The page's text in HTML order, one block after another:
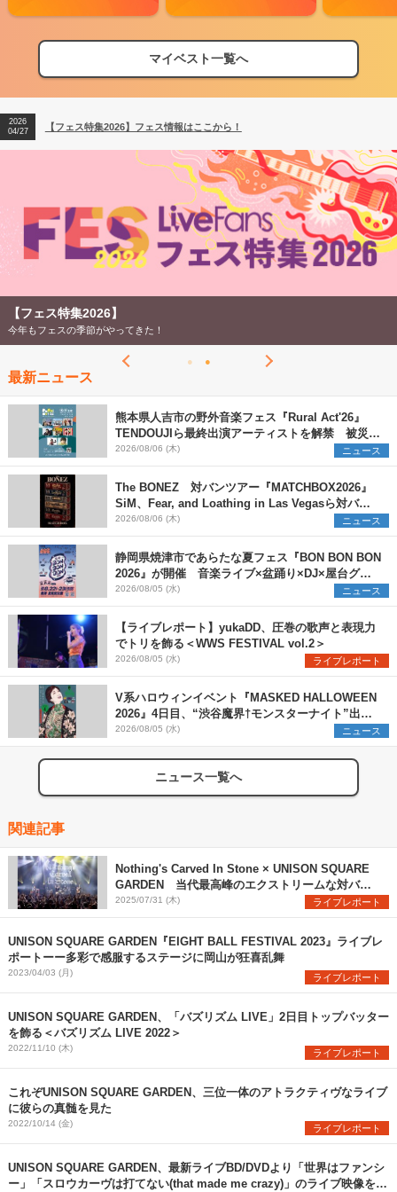
マイベスト一覧へ
【フェス特集2026】フェス情報はここから！
【ライブ動員ランキング】2026年上半期編発表！
2026
2026
07/28
【ライブ動員ランキング】2026年上半期編発表！
【フェス特集2026】
今年もフェスの季節がやってきた！
最新ニュース
熊本県人吉市の野外音楽フェス『Rural Act'26』
TENDOUJIら最終出演アーティストを解禁 被災地
支援プロジェクトの始動も発表
2026/08/06 (木) ニュース
The BONEZ 対バンツアー『MATCHBOX2026』
SiM、Fear, and Loathing in Las Vegasら対バン
アーティストを一斉解禁
2026/08/06 (木) ニュース
静岡県焼津市であらたな夏フェス『BON BON BON
2026』が開催 音楽ライブ×盆踊り×DJ×屋台グル
メ×ランタンナイトで彩る2日間
2026/08/05 (水) ニュース
【ライブレポート】yukaDD、圧巻の歌声と表現力
でトリを飾る＜WWS FESTIVAL vol.2＞
2026/08/05 (水) ライブレポート
V系ハロウィンイベント『MASKED HALLOWEEN
2026』4日目、“渋谷魔界†モンスターナイト”出演6
組を発表
2026/08/05 (水) ニュース
ニュース一覧へ
関連記事
Nothing's Carved In Stone × UNISON SQUARE
GARDEN 当代最高峰のエクストリームな対バン
を観た
2025/07/31 (木) ライブレポート
UNISON SQUARE GARDEN『EIGHT BALL FESTIVAL 2023』ライブレ
ポートーー多彩で感服するステージに岡山が狂喜乱舞
2023/04/03 (月) ライブレポート
UNISON SQUARE GARDEN、「バズリズム LIVE」2日目トップバッター
を飾る＜バズリズム LIVE 2022＞
2022/11/10 (木) ライブレポート
これぞUNISON SQUARE GARDEN、三位一体のアトラクティヴなライブ
に彼らの真髄を見た
2022/10/14 (金) ライブレポート
UNISON SQUARE GARDEN、最新ライブBD/DVDより「世界はファンシ
ー」「スロウカーヴは打てない(that made me crazy)」のライブ映像を公